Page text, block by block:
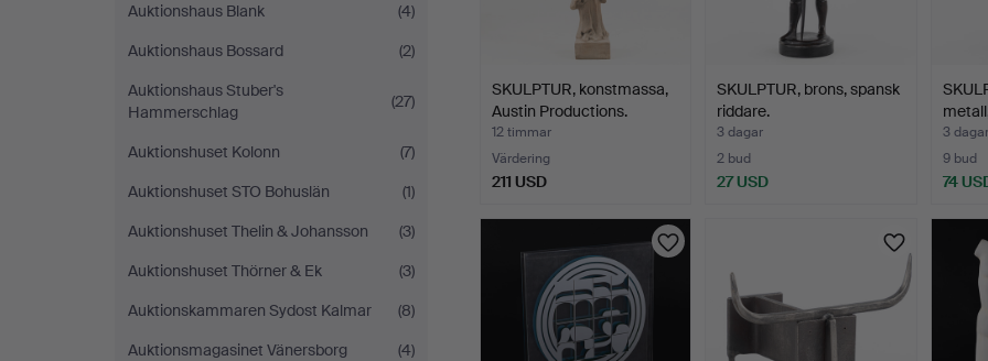
Auktionshaus Blank
(4)
Auktionshaus Bossard
(2)
Auktionshaus Stuber's
Hammerschlag
(27)
Auktionshuset Kolonn
(7)
Auktionshuset STO Bohuslän
(1)
Auktionshuset Thelin & Johansson
(3)
Auktionshuset Thörner & Ek
(3)
Auktionskammaren Sydost Kalmar
(8)
Auktionsmagasinet Vänersborg
(4)
SKULPTUR, konstmassa,
Austin Productions.
12 timmar
Värdering
211 USD
SKULPTUR, brons, spansk
riddare.
3 dagar
2 bud
27 USD
3 dagar
9 bud
74